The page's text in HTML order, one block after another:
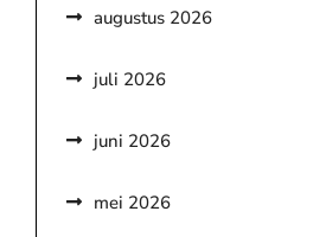
augustus 2026
juli 2026
juni 2026
mei 2026